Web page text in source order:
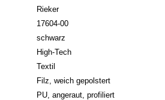
Rieker
17604-00
schwarz
High-Tech
Textil
Filz, weich gepolstert
PU, angeraut, profiliert